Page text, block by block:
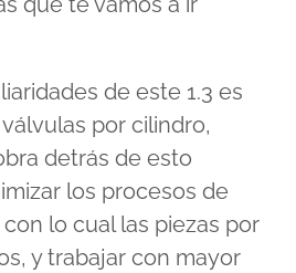
de este 1.3 es
por cilindro,
detrás de esto
los procesos de
lo cual las piezas por
y trabajar con mayor